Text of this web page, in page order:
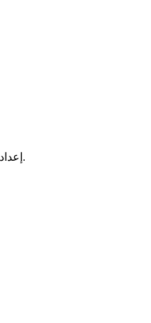
إعداد القوائم وتجميع أصنافك ضمن فئات.